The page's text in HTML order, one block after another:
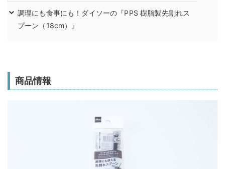
調理にも食事にも！ダイソーの『PPS 樹脂製先割れス
プーン（18cm）』
商品情報